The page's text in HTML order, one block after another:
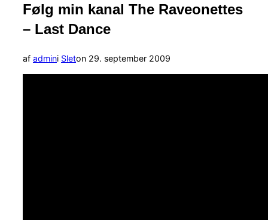
i
sidekolonne
til/fra
Følg min kanal The Raveonettes
– Last Dance
af admini Sleton Udgivet
d.
29. september 2009